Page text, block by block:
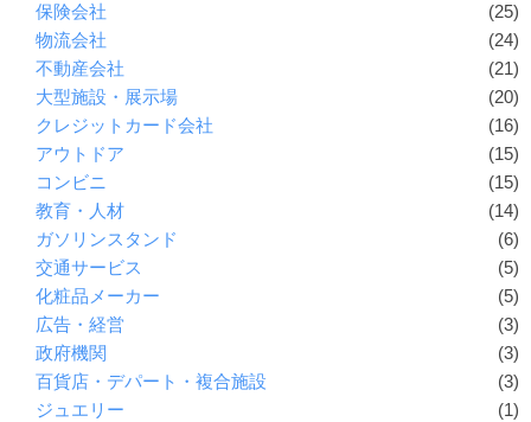
保険会社
(25)
物流会社
(24)
不動産会社
(21)
大型施設・展示場
(20)
クレジットカード会社
(16)
アウトドア
(15)
コンビニ
(15)
教育・人材
(14)
ガソリンスタンド
(6)
交通サービス
(5)
化粧品メーカー
(5)
広告・経営
(3)
政府機関
(3)
百貨店・デパート・複合施設
(3)
ジュエリー
(1)